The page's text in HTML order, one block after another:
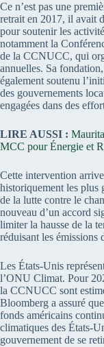
Ce n’est pas une
retrait en 2017, il avait
pour soutenir les
notamment la
de la CCNUCC, qui
annuelles. Sa
également soutenu
des gouvernements
engagées dans des
LIRE AUSSI :
MCC pour Énergie et
Cette intervention
historiquement les plus
de la lutte contre le
nouveau d’un accord
limiter la hausse de la
réduisant les émissions
Les États-Unis
l’ONU Climat. Pour
la CCNUCC sont
Bloomberg a assuré
fonds américains
climatiques des États-
gouvernement de se